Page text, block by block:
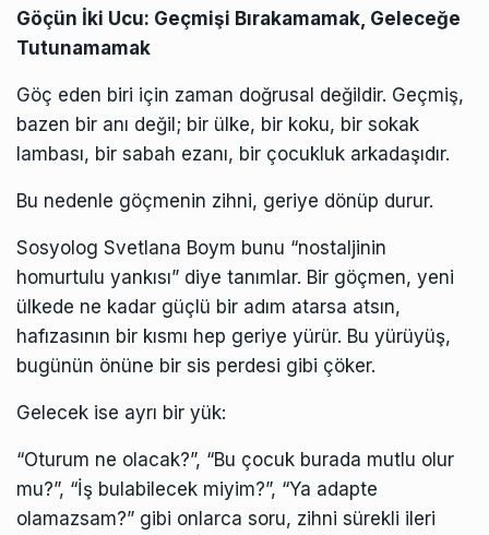
Göçün İki Ucu: Geçmişi Bırakamamak, Geleceğe
Tutunamamak
Göç eden biri için zaman doğrusal değildir. Geçmiş,
bazen bir anı değil; bir ülke, bir koku, bir sokak
lambası, bir sabah ezanı, bir çocukluk arkadaşıdır.
Bu nedenle göçmenin zihni, geriye dönüp durur.
Sosyolog Svetlana Boym bunu “nostaljinin
homurtulu yankısı” diye tanımlar. Bir göçmen, yeni
ülkede ne kadar güçlü bir adım atarsa atsın,
hafızasının bir kısmı hep geriye yürür. Bu yürüyüş,
bugünün önüne bir sis perdesi gibi çöker.
Gelecek ise ayrı bir yük:
“Oturum ne olacak?”, “Bu çocuk burada mutlu olur
mu?”, “İş bulabilecek miyim?”, “Ya adapte
olamazsam?” gibi onlarca soru, zihni sürekli ileri